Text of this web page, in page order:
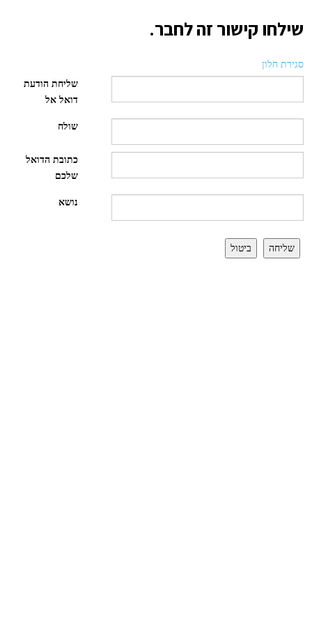
שילחו קישור זה לחבר.
סגירת חלון
שליחת הודעת
דואל אל
שולח
כתובת הדואל
שלכם
נושא
שליחה ביטול